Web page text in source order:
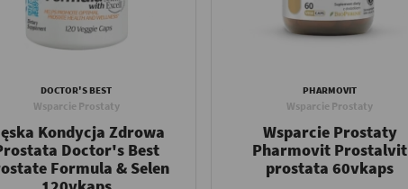
DOCTOR'S BEST
Wsparcie Prostaty
Kondycja Zdrowa
Doctor's Best
Formula & Selen
PHARMOVIT
Wsparcie Prostaty
Wsparcie Prostaty
Pharmovit Prostalvit
prostata 60vkaps